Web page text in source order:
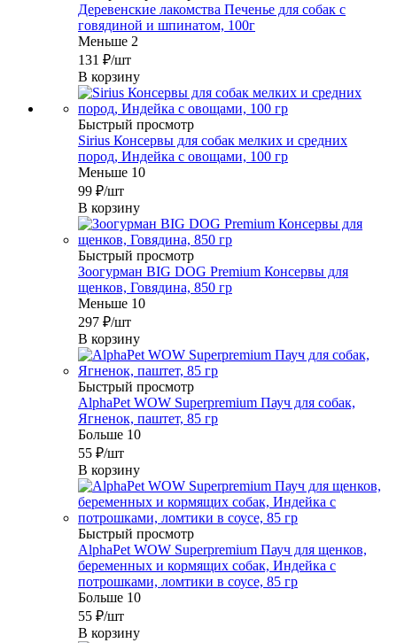
Деревенские лакомства Печенье для собак с
говядиной и шпинатом, 100г
Меньше 2
131 ₽/шт
В корзину
Быстрый просмотр
Sirius Консервы для собак мелких и средних
пород, Индейка с овощами, 100 гр
Меньше 10
99 ₽/шт
В корзину
Быстрый просмотр
Зоогурман BIG DOG Premium Консервы для
щенков, Говядина, 850 гр
Меньше 10
297 ₽/шт
В корзину
Быстрый просмотр
AlphaPet WOW Superpremium Пауч для собак,
Ягненок, паштет, 85 гр
Больше 10
55 ₽/шт
В корзину
Быстрый просмотр
AlphaPet WOW Superpremium Пауч для щенков,
беременных и кормящих собак, Индейка с
потрошками, ломтики в соусе, 85 гр
Больше 10
55 ₽/шт
В корзину